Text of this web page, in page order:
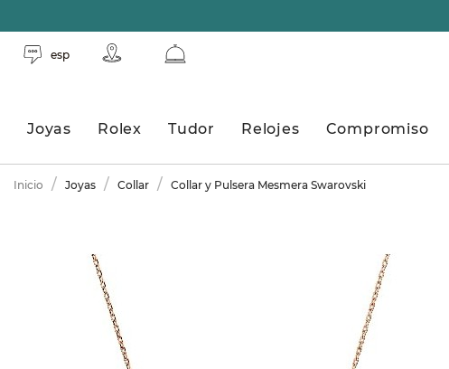
esp
Joyas Rolex Tudor Relojes Compromiso
Inicio Joyas Collar Collar y Pulsera Mesmera Swarovski